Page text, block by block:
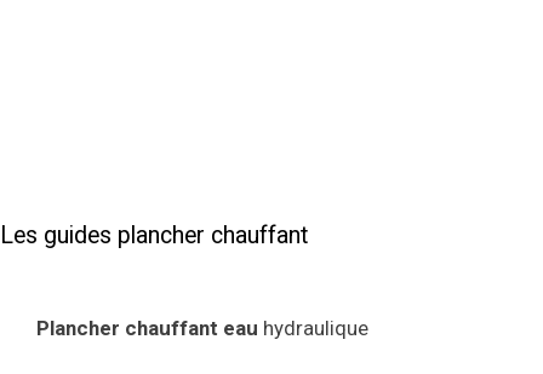
Les guides plancher chauffant
Plancher chauffant eau hydraulique